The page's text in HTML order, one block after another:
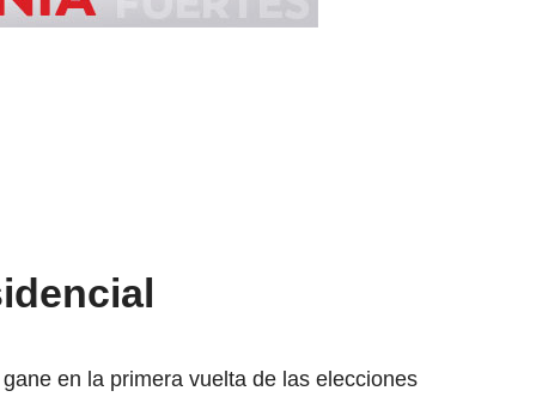
en la primera vuelta de las elecciones